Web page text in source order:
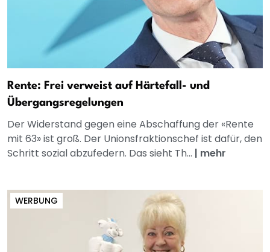
Rente: Frei verweist auf Härtefall- und
Übergangsregelungen
Der Widerstand gegen eine Abschaffung der «Rente
mit 63» ist groß. Der Unionsfraktionschef ist dafür, den
Schritt sozial abzufedern. Das sieht Th... | mehr
WERBUNG